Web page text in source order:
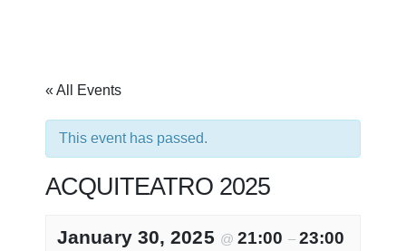
« All Events
This event has passed.
ACQUITEATRO 2025
January 30, 2025 @ 21:00 – 23:00